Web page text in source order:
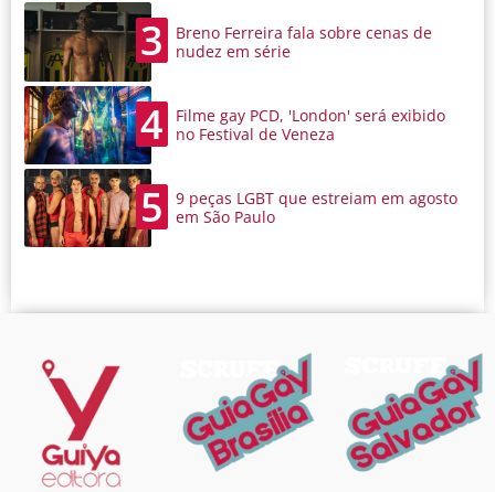
3
Breno Ferreira fala sobre cenas de
nudez em série
4
Filme gay PCD, 'London' será exibido
no Festival de Veneza
5
9 peças LGBT que estreiam em agosto
em São Paulo